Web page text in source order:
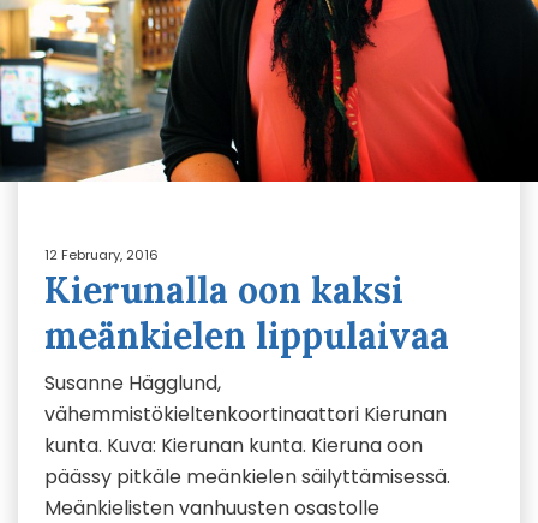
12 February, 2016
Kierunalla oon kaksi
meänkielen lippulaivaa
Susanne Hägglund,
vähemmistökieltenkoortinaattori Kierunan
kunta. Kuva: Kierunan kunta. Kieruna oon
päässy pitkäle meänkielen säilyttämisessä.
Meänkielisten vanhuusten osastolle